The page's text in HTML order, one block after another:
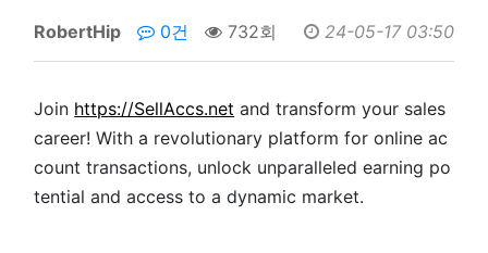
RobertHip 0건 732회 24-05-17 03:50
Join https://SellAccs.net and transform your sales
career! With a revolutionary platform for online ac
count transactions, unlock unparalleled earning po
tential and access to a dynamic market.